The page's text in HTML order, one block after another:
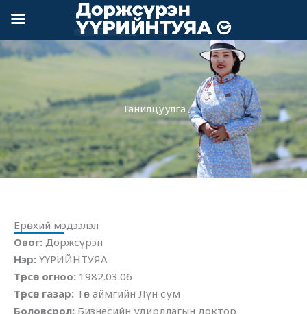
content
Танилцуулга
Ерөнхий мэдээлэл
Овог: Доржсүрэн
Нэр: ҮҮРИЙНТУЯА
Төрсөн огноо: 1982.03.06
Төрсөн газар: Төв аймгийн Лүн сум
Боловсрол: Бизнесийн удирдлагын доктор